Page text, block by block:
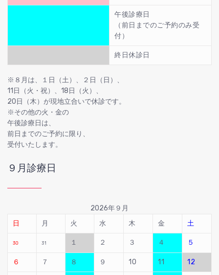
午後診療日
（前日までのご予約のみ受
付）
終日休診日
※８月は、１日（土）、２日（日）、
11日（火・祝）、18日（火）、
20日（木）が現地立合いで休診です。
※その他の火・金の
午後診療日は、
前日までのご予約に限り、
受付いたします。
９月診療日
2026年９月
日
月 火 水 木 金 土
30 31 １ ２ ３ ４ ５
６ ７ ８ ９ 10 11 12